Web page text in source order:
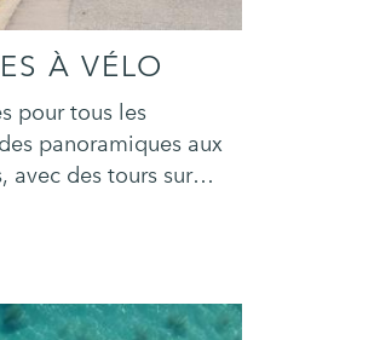
À VÉLO
pour tous les
panoramiques aux
avec des tours sur